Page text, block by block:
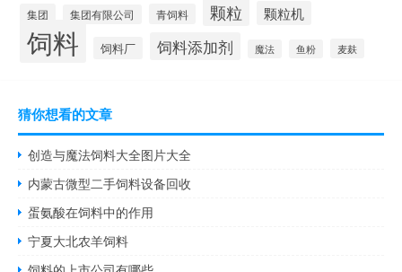
集团 集团有限公司 青饲料 颗粒 颗粒机
饲料 饲料厂 饲料添加剂 魔法 鱼粉 麦麸
猜你想看的文章
创造与魔法饲料大全图片大全
内蒙古微型二手饲料设备回收
蛋氨酸在饲料中的作用
宁夏大北农羊饲料